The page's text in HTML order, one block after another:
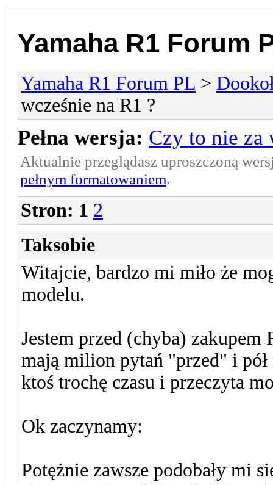
Yamaha R1 Forum
Yamaha R1 Forum PL >
wcześnie na R1 ?
Pełna wersja: Czy to nie za
Aktualnie przeglądasz uproszczoną
pełnym formatowaniem.
Stron: 1 2
Taksobie
Witajcie, bardzo mi miło że
modelu.
Jestem przed (chyba)
mają milion pytań "przed" i
ktoś trochę czasu i przeczyta
Ok zaczynamy:
Potężnie zawsze podobały mi